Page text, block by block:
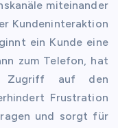
miteinander
Kundeninteraktion
ein Kunde eine
zum Telefon, hat
Zugriff auf den
Frustration
und sorgt für